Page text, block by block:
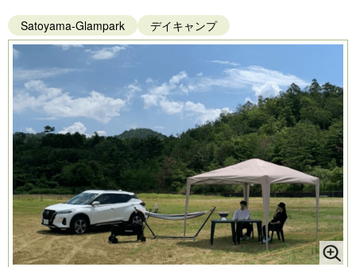
Satoyama-Glampark デイキャンプ